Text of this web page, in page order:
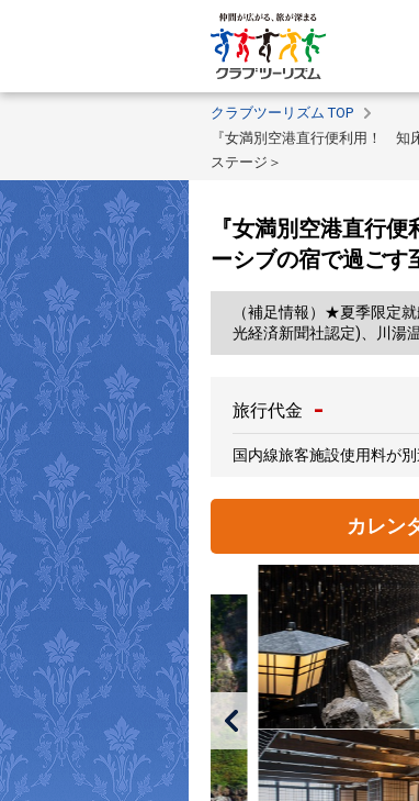
クラブツーリズム TOP
『女満別空港直行便利用！ 知
ステージ＞
『女満別空港直行
ーシブの宿で過ご
（補足情報）★夏季限定
光経済新聞社認定)、川湯
旅行代金 -
国内線旅客施設使用料が別
カレン